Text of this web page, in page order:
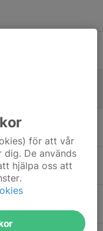
2026🏆
för att vår
De används
hjälpa oss att